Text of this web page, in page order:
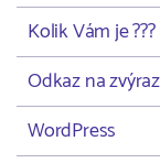
Kolik Vám je ???
Odkaz na
WordPress